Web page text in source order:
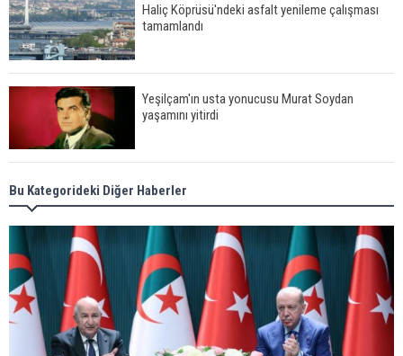
Haliç Köprüsü'ndeki asfalt yenileme çalışması
tamamlandı
Yeşilçam'ın usta yonucusu Murat Soydan
yaşamını yitirdi
Meral Akşener ile Müsavat Dervişoğlu cenazede
görüntülendi
29 Mayıs okullar tatil mi?
Bu Kategorideki Diğer Haberler